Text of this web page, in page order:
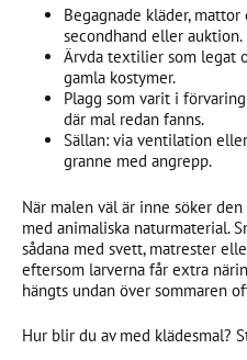
Begagnade kläder,
secondhand eller auktion.
Ärvda textilier som legat
gamla kostymer.
Plagg som varit i
där mal redan fanns.
Sällan: via ventilation
granne med angrepp.
När malen väl är inne söker
med animaliska naturmaterial.
sådana med svett, matrester
eftersom larverna får extra
hängts undan över sommaren
Hur blir du av med klädesmal?